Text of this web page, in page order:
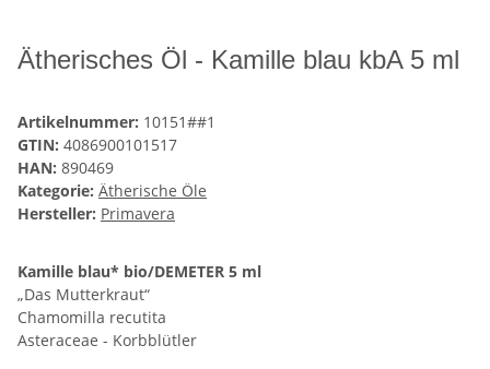
Ätherisches Öl - Kamille blau kbA 5 ml
Artikelnummer: 10151##1
GTIN: 4086900101517
HAN: 890469
Kategorie: Ätherische Öle
Hersteller: Primavera
Kamille blau* bio/DEMETER 5 ml
„Das Mutterkraut“
Chamomilla recutita
Asteraceae - Korbblütler